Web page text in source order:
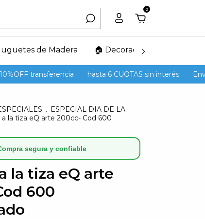
0
de Madera 🏠 Decoración del Hogar
transferencia hasta 6 CUOTAS sin interés Envíos
. ESPECIAL DIA DE LA
a la tiza eQ arte 200cc- Cod 600
segura y confiable
la tiza eQ arte
600